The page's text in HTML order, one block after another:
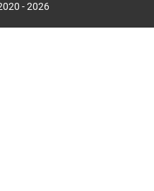
- 2026